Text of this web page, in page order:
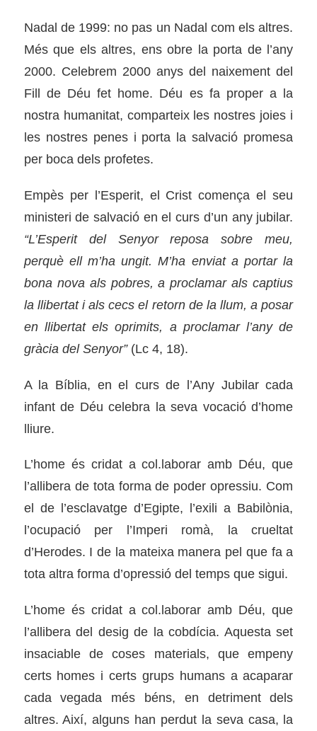
Nadal de 1999: no pas un Nadal com els altres.
Més que els altres, ens obre la porta de l’any
2000. Celebrem 2000 anys del naixement del
Fill de Déu fet home. Déu es fa proper a la
nostra humanitat, comparteix les nostres joies i
les nostres penes i porta la salvació promesa
per boca dels profetes.
Empès per l’Esperit, el Crist comença el seu
ministeri de salvació en el curs d’un any jubilar.
“L’Esperit del Senyor reposa sobre meu,
perquè ell m’ha ungit. M’ha enviat a portar la
bona nova als pobres, a proclamar als captius
la llibertat i als cecs el retorn de la llum, a posar
en llibertat els oprimits, a proclamar l’any de
gràcia del Senyor”(Lc 4, 18).
A la Bíblia, en el curs de l’Any Jubilar cada
infant de Déu celebra la seva vocació d’home
lliure.
L’home és cridat a col.laborar amb Déu, que
l’allibera de tota forma de poder opressiu. Com
el de l’esclavatge d’Egipte, l’exili a Babilònia,
l’ocupació per l’Imperi romà, la crueltat
d’Herodes. I de la mateixa manera pel que fa a
tota altra forma d’opressió del temps que sigui.
L’home és cridat a col.laborar amb Déu, que
l’allibera del desig de la cobdícia. Aquesta set
insaciable de coses materials, que empeny
certs homes i certs grups humans a acaparar
cada vegada més béns, en detriment dels
altres. Així, alguns han perdut la seva casa, la